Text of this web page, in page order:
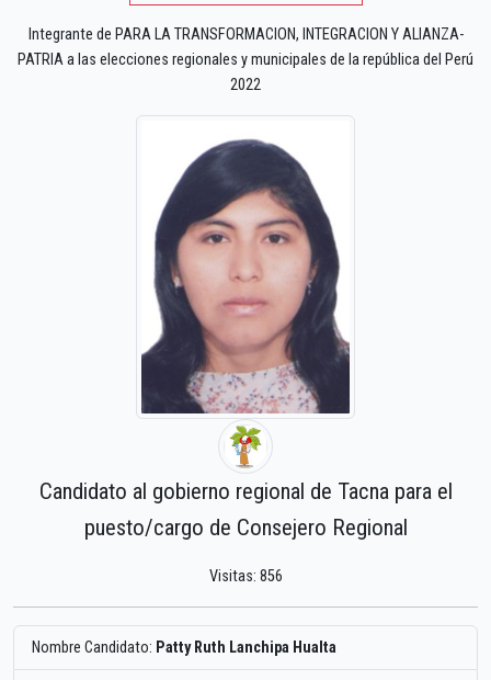
Integrante de PARA LA TRANSFORMACION, INTEGRACION Y ALIANZA-
PATRIA a las elecciones regionales y municipales de la república del Perú
2022
Candidato al gobierno regional de Tacna para el
puesto/cargo de Consejero Regional
Visitas: 856
Nombre Candidato: Patty Ruth Lanchipa Hualta